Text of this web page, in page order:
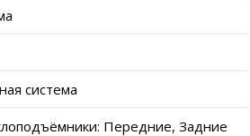
система
Передние, Задние